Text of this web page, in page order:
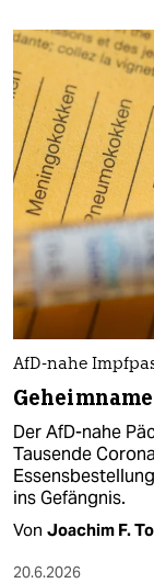
AfD-nahe
Der AfD-nahe
Tausende
ins Gefängnis.
Von Joachim F.
20.6.2026